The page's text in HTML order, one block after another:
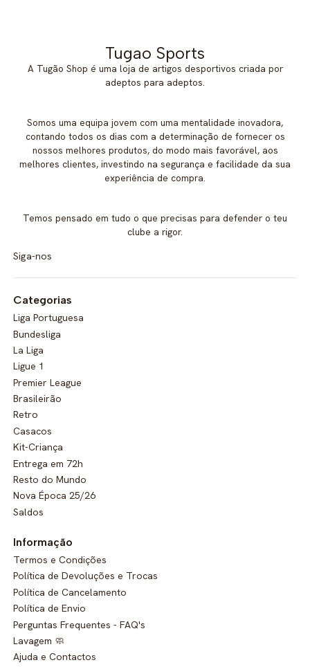
Tugao Sports
A Tugão Shop é uma loja de artigos desportivos criada por
adeptos para adeptos.
Somos uma equipa jovem com uma mentalidade inovadora,
contando todos os dias com a determinação de fornecer os
nossos melhores produtos, do modo mais favorável, aos
melhores clientes, investindo na segurança e facilidade da sua
experiência de compra.
Temos pensado em tudo o que precisas para defender o teu
clube a rigor.
Siga-nos
Categorias
Liga Portuguesa
Bundesliga
La Liga
Ligue 1
Premier League
Brasileirão
Retro
Casacos
Kit-Criança
Entrega em 72h
Resto do Mundo
Nova Época 25/26
Saldos
Informação
Termos e Condições
Política de Devoluções e Trocas
Política de Cancelamento
Política de Envio
Perguntas Frequentes - FAQ's
Lavagem 🧼
Ajuda e Contactos